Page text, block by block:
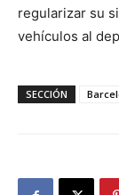
regularizar su
vehículos al
SECCIÓN